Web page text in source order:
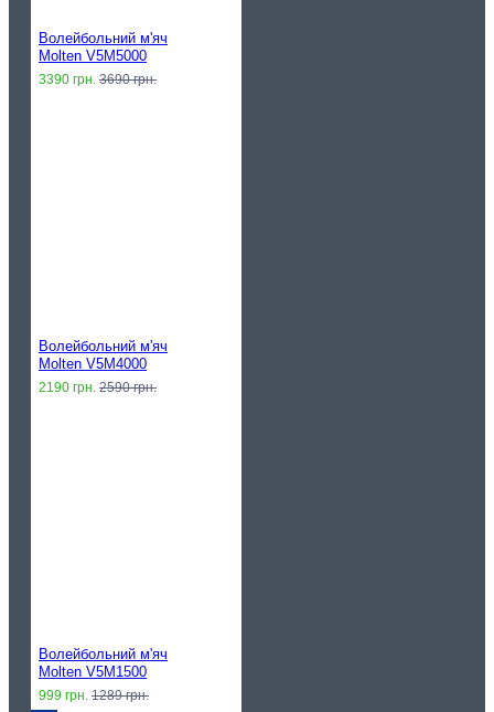
Волейбольний м'яч
Molten V5M5000
3390 грн. 3690 грн.
Волейбольний м'яч
Molten V5M4000
2190 грн. 2590 грн.
Волейбольний м'яч
Molten V5M1500
999 грн. 1289 грн.